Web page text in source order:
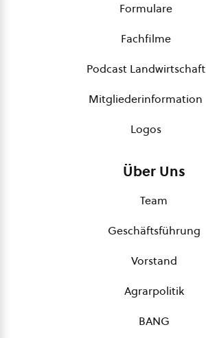
Formulare
Fachfilme
Podcast Landwirtschaft
Mitgliederinformation
Logos
Über Uns
Team
Geschäftsführung
Vorstand
Agrarpolitik
BANG